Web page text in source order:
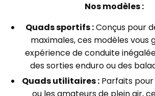
Nos modèles :
Quads sportifs :Conçus pour
maximales, ces modèles vous
expérience de conduite
des sorties enduro ou des
Quads utilitaires :Parfaits pour